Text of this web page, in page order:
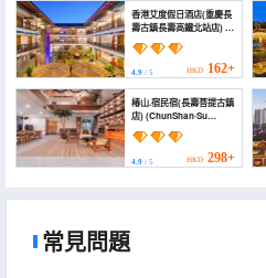
香港艾度假日酒店(重慶長
壽古鎮長壽高鐵北站店) (I
Do Holiday Inns
(Chongqing Changshou
Old Town))
4.9 / 5 HKD 162+
椿山.宿民宿(長壽菩提古鎮
店) (ChunShan·Su
Homestay)
4.9 / 5 HKD 298+
常見問題